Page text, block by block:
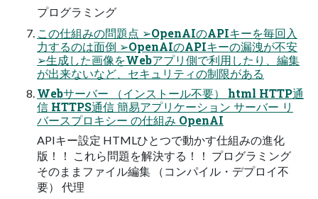
プログラミング
この仕組みの問題点 ➢OpenAIのAPIキーを毎回入
力するのは面倒 ➢OpenAIのAPIキーの漏洩が不安
➢生成した画像をWebアプリ側で利用したり、編集
が出来ないなど、セキュリティの制限がある
Webサーバー （インストール不要） html HTTP通
信 HTTPS通信 簡易アプリケーション サーバー リ
バースプロキシー の仕組み OpenAI
APIキー設定 HTMLひとつで動かす仕組みの進化
版！！ これら問題を解決する！！ プログラミング
そのままファイル編集 （コンパイル・デプロイ不
要） 代理